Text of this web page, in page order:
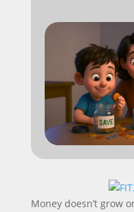
Money doesn’t grow